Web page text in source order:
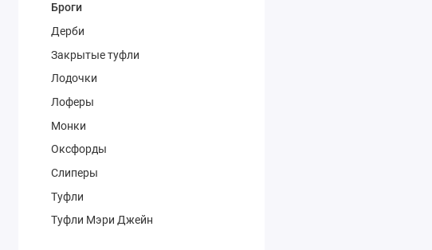
Броги
Дерби
Закрытые туфли
Лодочки
Лоферы
Монки
Оксфорды
Слиперы
Туфли
Туфли Мэри Джейн